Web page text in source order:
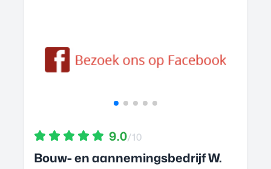
9.0/10
Bouw- en aannemingsbedrijf W.